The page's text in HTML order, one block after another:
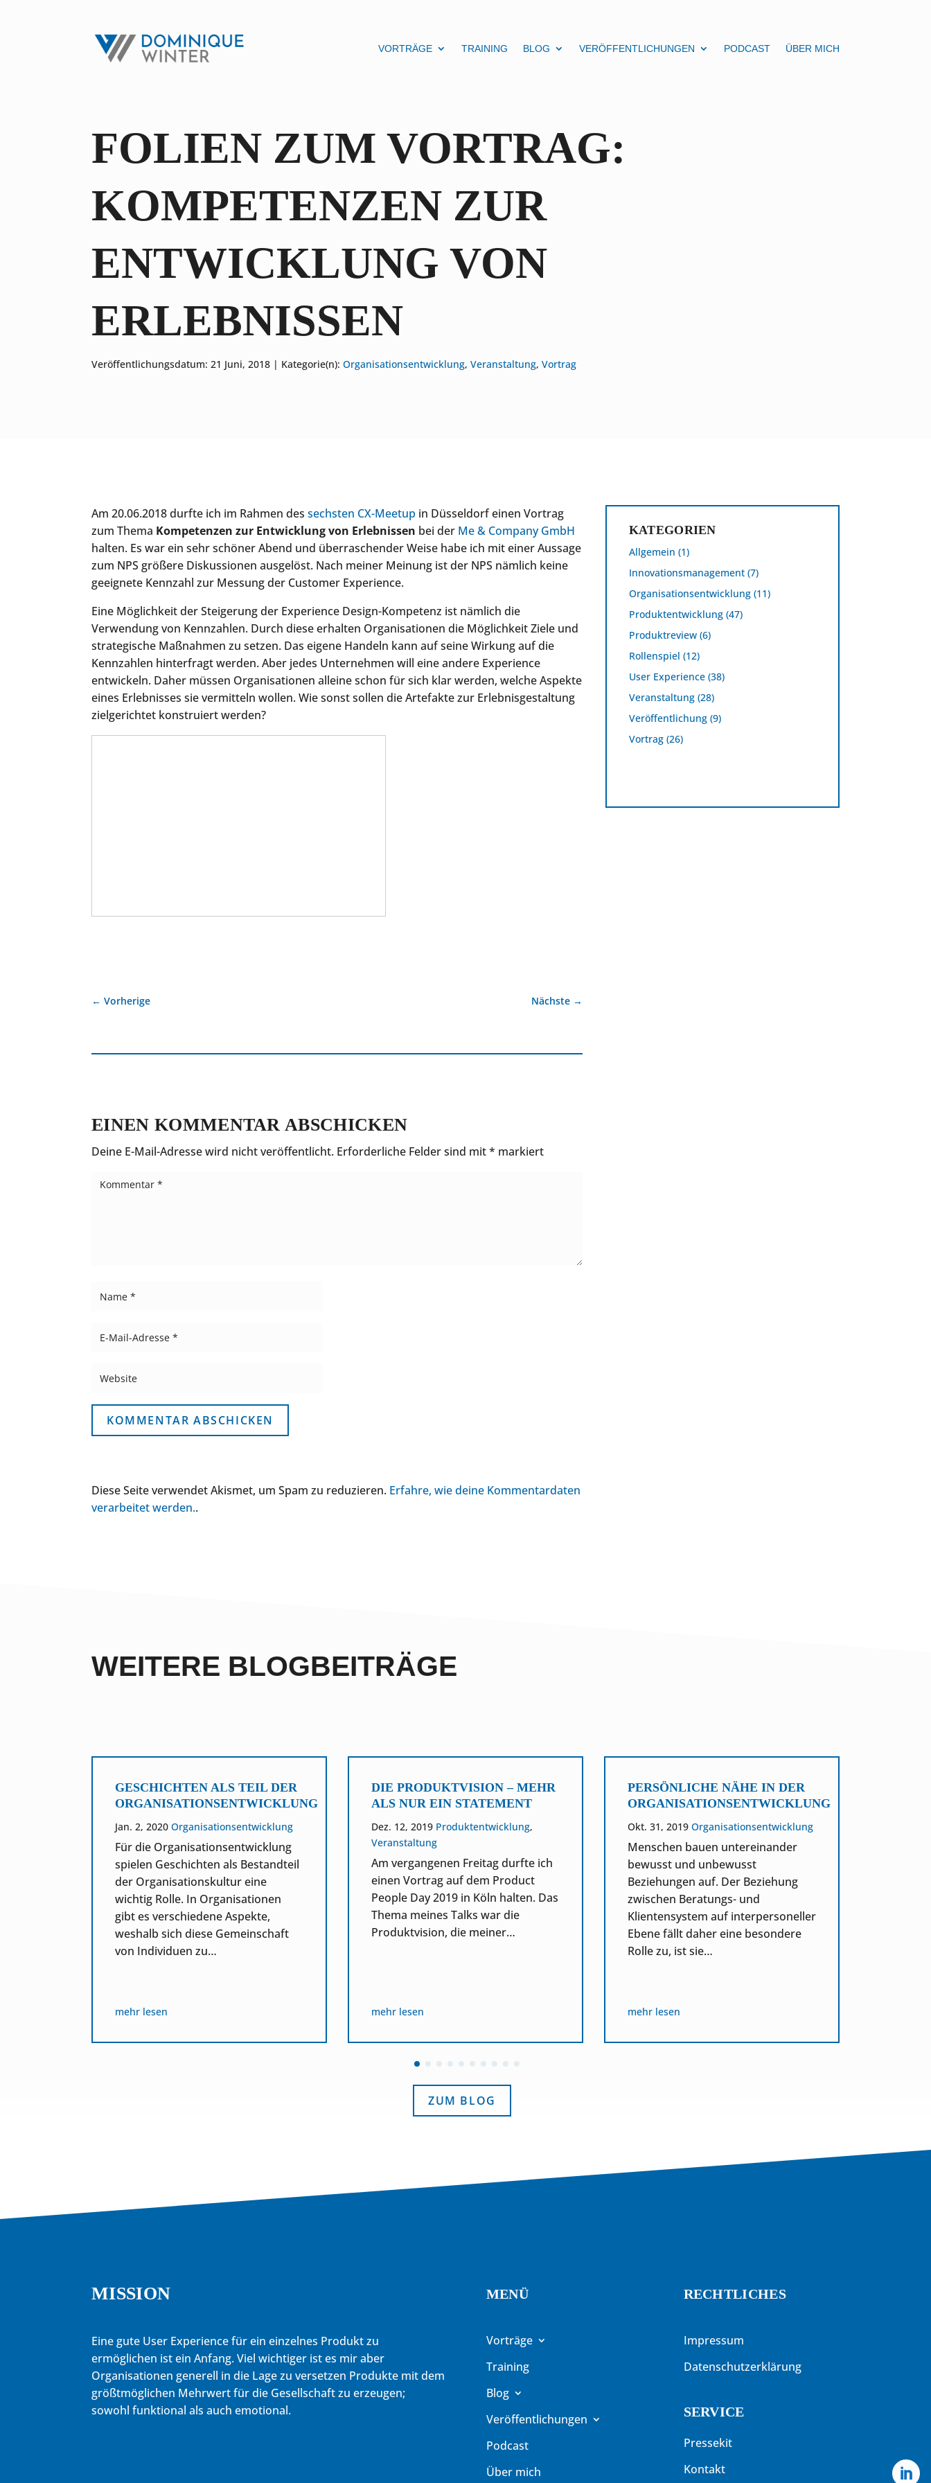
VORTRÄGE TRAINING BLOG VERÖFFENTLICHUNGEN PODCAST ÜBER MICH
FOLIEN ZUM VORTRAG:
KOMPETENZEN ZUR
ENTWICKLUNG VON
ERLEBNISSEN
Veröffentlichungsdatum: 21 Juni, 2018 | Kategorie(n): Organisationsentwicklung, Veranstaltung, Vortrag
Am 20.06.2018 durfte ich im Rahmen des sechsten CX-Meetup in Düsseldorf einen Vortrag
zum Thema Kompetenzen zur Entwicklung von Erlebnissen bei der Me & Company GmbH
halten. Es war ein sehr schöner Abend und überraschender Weise habe ich mit einer Aussage
zum NPS größere Diskussionen ausgelöst. Nach meiner Meinung ist der NPS nämlich keine
geeignete Kennzahl zur Messung der Customer Experience.
Eine Möglichkeit der Steigerung der Experience Design-Kompetenz ist nämlich die
Verwendung von Kennzahlen. Durch diese erhalten Organisationen die Möglichkeit Ziele und
strategische Maßnahmen zu setzen. Das eigene Handeln kann auf seine Wirkung auf die
Kennzahlen hinterfragt werden. Aber jedes Unternehmen will eine andere Experience
entwickeln. Daher müssen Organisationen alleine schon für sich klar werden, welche Aspekte
eines Erlebnisses sie vermitteln wollen. Wie sonst sollen die Artefakte zur Erlebnisgestaltung
zielgerichtet konstruiert werden?
← Vorherige Nächste →
EINEN KOMMENTAR ABSCHICKEN
Deine E-Mail-Adresse wird nicht veröffentlicht. Erforderliche Felder sind mit* markiert
KOMMENTAR ABSCHICKEN
Diese Seite verwendet Akismet, um Spam zu reduzieren. Erfahre, wie deine Kommentardaten
verarbeitet werden..
KATEGORIEN
Allgemein (1)
Innovationsmanagement(7)
Organisationsentwicklung(11)
Produktentwicklung(47)
Produktreview(6)
Rollenspiel (12)
User Experience(38)
Veranstaltung(28)
Veröffentlichung(9)
Vortrag(26)
WEITERE BLOGBEITRÄGE
GESCHICHTEN ALS TEIL DER
ORGANISATIONSENTWICKLUNG
Jan. 2, 2020 Organisationsentwicklung
Für die Organisationsentwicklung
spielen Geschichten als Bestandteil
der Organisationskultur eine
wichtig Rolle. In Organisationen
gibt es verschiedene Aspekte,
weshalb sich diese Gemeinschaft
von Individuen zu…
mehr lesen
DIE PRODUKTVISION – MEHR
ALS NUR EIN STATEMENT
Dez. 12, 2019 Produktentwicklung,
Veranstaltung
Am vergangenen Freitag durfte ich
einen Vortrag auf dem Product
People Day 2019 in Köln halten. Das
Thema meines Talks war die
Produktvision, die meiner…
mehr lesen
PERSÖNLICHE NÄHE IN DER
ORGANISATIONSENTWICKLUNG
Okt. 31, 2019 Organisationsentwicklung
Menschen bauen untereinander
bewusst und unbewusst
Beziehungen auf. Der Beziehung
zwischen Beratungs- und
Klientensystem auf interpersoneller
Ebene fällt daher eine besondere
Rolle zu, ist sie…
mehr lesen
ZUM BLOG
MISSION
Eine gute User Experience für ein einzelnes Produkt zu
ermöglichen ist ein Anfang. Viel wichtiger ist es mir aber
Organisationen generell in die Lage zu versetzen Produkte mit dem
größtmöglichen Mehrwert für die Gesellschaft zu erzeugen;
sowohl funktional als auch emotional.
MENÜ
Vorträge
Training
Blog
Veröffentlichungen
Podcast
Über mich
RECHTLICHES
Impressum
Datenschutzerklärung
SERVICE
Pressekit
Kontakt
